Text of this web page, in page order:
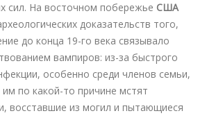
сил. На восточном побережье США
доказательств того,
до конца 19-го века связывало
вампиров: из-за быстрого
особенно среди членов семьи,
по какой-то причине мстят
восставшие из могил и пытающиеся